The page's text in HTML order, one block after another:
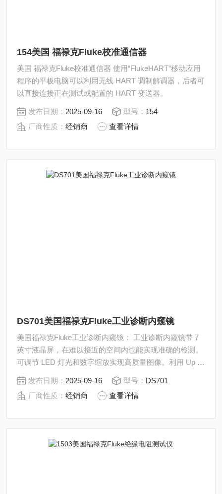
154美国 福禄克Fluke校准通信器
美国 福禄克Fluke校准通信器 使用“FlukeHART”移动应用
程序的平板电脑可以利用无线 HART 调制解调器，后者可
以直接连接正在测试或配置的 HART 变送器。
发布日期： 2025-09-16 型号： 154
厂商性质：经销商 查看详情
DS701美国福禄克Fluke工业诊断内窥镜
美国福禄克Fluke工业诊断内窥镜： 工业诊断内窥镜带 7
英寸液晶屏，在难以接近的空间内也能实现准确的检测。
可调节 LED 灯光和数字缩放实现高质量图像。利用 Up is
Up™ 自适应屏幕旋转技术旋转显示屏，以方便自适应图
像显示，而不管探头方向如何。直观的用户界面和易于导
航的按钮技术。
发布日期： 2025-09-16 型号： DS701
厂商性质：经销商 查看详情